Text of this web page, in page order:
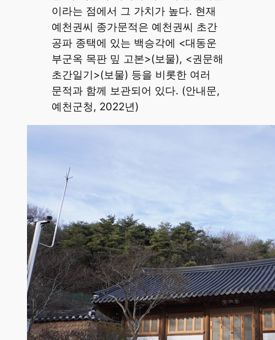
이라는 점에서 그 가치가 높다. 현재
예천권씨 종가문적은 예천권씨 초간
공파 종택에 있는 백승각에 <대동운
부군옥 목판 밒 고본>(보물), <권문해
초간일기>(보물) 등을 비롯한 여러
문적과 함께 보관되어 있다. (안내문,
예천군청, 2022년)